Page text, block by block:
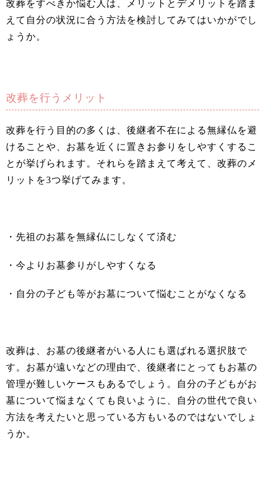
改葬をすべきか悩む人は、メリットとデメリットを踏ま
えて自分の状況に合う方法を検討してみてはいかがでし
ょうか。
改葬を行うメリット
改葬を行う目的の多くは、後継者不在による無縁仏を避
けることや、お墓を近くに置きお参りをしやすくするこ
とが挙げられます。それらを踏まえて考えて、改葬のメ
リットを3つ挙げてみます。
・先祖のお墓を無縁仏にしなくて済む
・今よりお墓参りがしやすくなる
・自分の子ども等がお墓について悩むことがなくなる
改葬は、お墓の後継者がいる人にも選ばれる選択肢で
す。お墓が遠いなどの理由で、後継者にとってもお墓の
管理が難しいケースもあるでしょう。自分の子どもがお
墓について悩まなくても良いように、自分の世代で良い
方法を考えたいと思っている方もいるのではないでしょ
うか。